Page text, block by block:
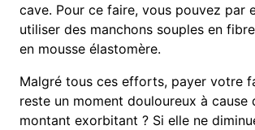
cave. Pour ce faire, vous pouvez par
utiliser des manchons souples en
en mousse élastomère.
Malgré tous ces efforts, payer votre
reste un moment douloureux à cause
montant exorbitant ? Si elle ne